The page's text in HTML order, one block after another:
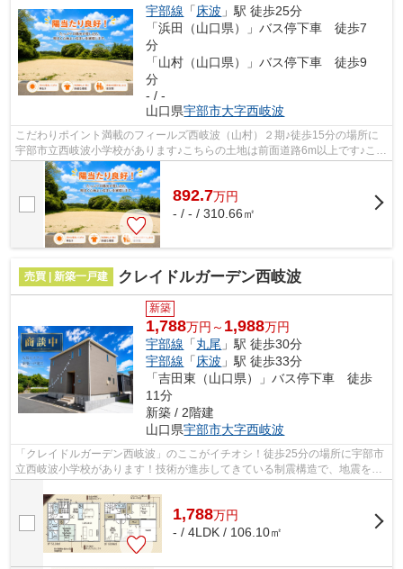
宇部線 「床波 」駅 徒歩25分
「浜田（山口県）」バス停下車 徒歩7
分
「山村（山口県）」バス停下車 徒歩9
分
- / -
山口県宇部市大字西岐波
こだわりポイント満載のフィールズ西岐波（山村）２期♪徒歩15分の場所に
宇部市立西岐波小学校があります♪こちらの土地は前面道路6m以上です♪こち
らの土地面積は310.66㎡(実測)です♪地...
892.7万円
- / - / 310.66㎡
売買 | 新築一戸建 クレイドルガーデン西岐波
新築
1,788万円～ 1,988万円
宇部線 「丸尾 」駅 徒歩30分
宇部線 「 床波 」駅 徒歩33分
「吉田東（山口県）」バス停下車 徒歩
11分
新築 / 2階建
山口県宇部市大字西岐波
「クレイドルガーデン西岐波」のここがイチオシ！徒歩25分の場所に宇部市
立西岐波小学校があります！技術が進歩してきている制震構造で、地震を防
1,788万円
- / 4LDK / 106.10㎡